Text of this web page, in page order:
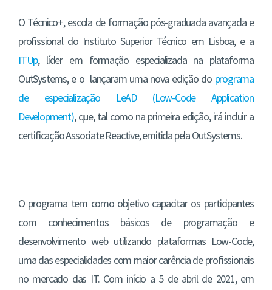
O Técnico+, escola de formação pós-graduada avançada e
profissional do Instituto Superior Técnico em Lisboa, e a
ITUp, líder em formação especializada na plataforma
OutSystems, e o lançaram uma nova edição do programa
de especialização LeAD (Low-Code Application
Development), que, tal como na primeira edição, irá incluir a
certificação Associate Reactive, emitida pela OutSystems.
O programa tem como objetivo capacitar os participantes
com conhecimentos básicos de programação e
desenvolvimento web utilizando plataformas Low-Code,
uma das especialidades com maior carência de profissionais
no mercado das IT. Com início a 5 de abril de 2021, em